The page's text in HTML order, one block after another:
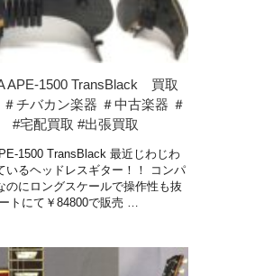
APE-1500 TransBlack 買取
＃チバカン楽器 ＃中古楽器 ＃
#宅配買取 #出張買取
1500 TransBlack 最近じわじわ
いるヘッドレスギター！！ コンパ
のにロングスケールで操作性も抜
トにて￥84800で販売 …